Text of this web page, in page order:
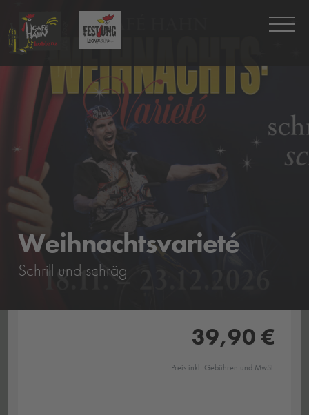
Weihnachtsvarieté
Schrill und schräg
39,90 €
Preis inkl. Gebühren und MwSt.